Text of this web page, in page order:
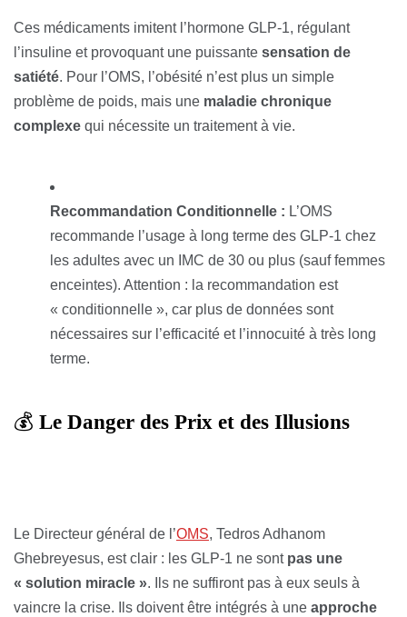
Ces médicaments imitent l’hormone GLP-1, régulant
l’insuline et provoquant une puissante sensation de
satiété. Pour l’OMS, l’obésité n’est plus un simple
problème de poids, mais une maladie chronique
complexe qui nécessite un traitement à vie.
Recommandation Conditionnelle : L’OMS
recommande l’usage à long terme des GLP-1 chez
les adultes avec un IMC de 30 ou plus (sauf femmes
enceintes). Attention : la recommandation est
« conditionnelle », car plus de données sont
nécessaires sur l’efficacité et l’innocuité à très long
terme.
💰 Le Danger des Prix et des Illusions
Le Directeur général de l’OMS, Tedros Adhanom
Ghebreyesus, est clair : les GLP-1 ne sont pas une
« solution miracle ». Ils ne suffiront pas à eux seuls à
vaincre la crise. Ils doivent être intégrés à une approche